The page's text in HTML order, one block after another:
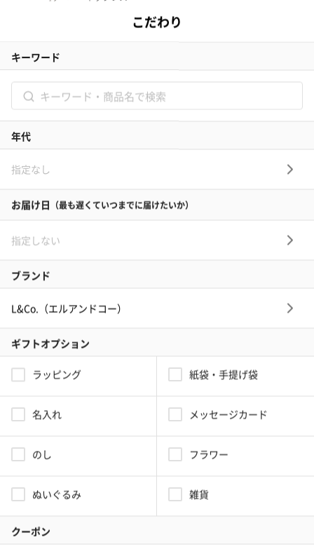
す。シンプルなデザインなので、どんな服装にも合います。
この商品の他のレビューを見る
2025/01/09
とても喜んでました
レスをつけてました。
この商品の他のレビューを見る